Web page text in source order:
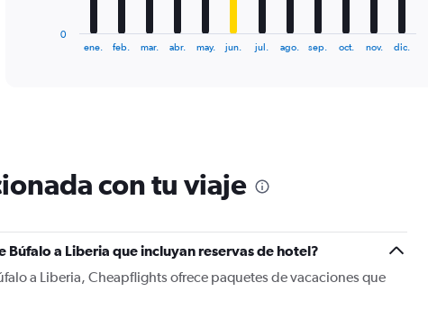
chart
has
Y
axis
displaying
values.
ene. feb. mar. abr. may. jun. jul. ago. sep. oct. nov. dic.
0
con tu viaje
Búfalo a Liberia que incluyan reservas de hotel?
a Liberia, Cheapflights ofrece paquetes de vacaciones que